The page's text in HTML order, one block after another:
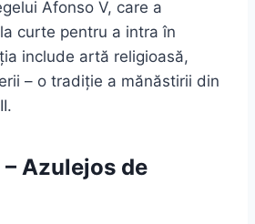
Afonso V, care a
curte pentru a intra în
include artă religioasă,
– o tradiție a mănăstirii din
– Azulejos de